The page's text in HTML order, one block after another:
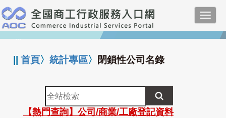
跳
到
主
要
:::
||首頁〉統計專區〉 閉鎖性公司名錄
全
站
檢
【熱門查詢】公司/商業/工廠登記資料